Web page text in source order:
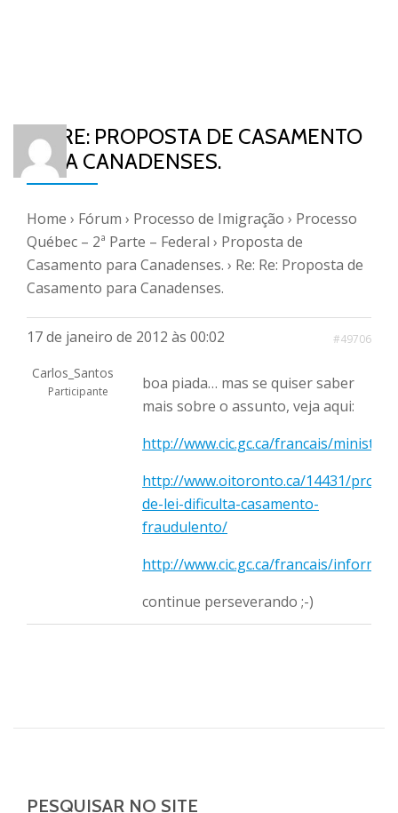
RE: RE: PROPOSTA DE CASAMENTO
PARA CANADENSES.
Home › Fórum › Processo de Imigração › Processo
Québec – 2ª Parte – Federal › Proposta de
Casamento para Canadenses. › Re: Re: Proposta de
Casamento para Canadenses.
17 de janeiro de 2012 às 00:02 #49706
Carlos_Santos
Participante
boa piada… mas se quiser saber
mais sobre o assunto, veja aqui:
http://www.cic.gc.ca/francais/
http://www.oitoronto.ca/14431/
de-lei-dificulta-casamento-
fraudulento/
http://www.cic.gc.ca/francais/
continue perseverando ;-)
PESQUISAR NO SITE